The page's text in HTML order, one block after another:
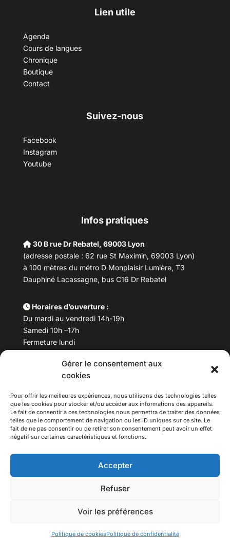
Gérer le consentement aux
cookies
Pour offrir les meilleures expériences, nous utilisons des technologies telles
que les cookies pour stocker et/ou accéder aux informations des appareils.
Le fait de consentir à ces technologies nous permettra de traiter des données
telles que le comportement de navigation ou les ID uniques sur ce site. Le
fait de ne pas consentir ou de retirer son consentement peut avoir un effet
négatif sur certaines caractéristiques et fonctions.
Accepter
Refuser
Voir les préférences
Politique de cookiesPolitique de confidentialité
Lien utile
Agenda
Cours de langues
Chronique
Boutique
Contact
Suivez-nous
Facebook
Instagram
Youtube
Infos pratiques
30 B rue Dr Rebatel, 69003 Lyon
(adresse postale : 62 rue St Maximin, 69003 Lyon)
à 100 mètres du métro D Monplaisir Lumière, T3
Dauphiné Lacassagne, bus C16 Dr Rebatel
Horaires d’ouverture :
Du mardi au vendredi 14h-19h
Samedi 10h –17h
Fermeture lundi
Téléphone : 04 78 53 06 40
maisondesculturesasiatiques@asiexpo.com
Tous droits réservés.